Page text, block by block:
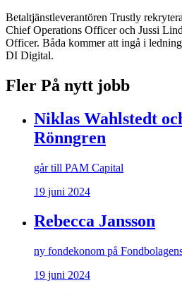
Betaltjänstleverantören Trustly
Chief Operations Officer och Jussi
Officer. Båda kommer att ingå i
DI Digital.
Fler På nytt jobb
Niklas Wahlstedt
Rönngren
går till PAM Capital
19 juni 2024
Rebecca Jansson
ny fondekonom på
19 juni 2024